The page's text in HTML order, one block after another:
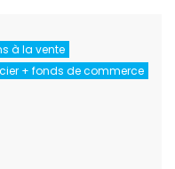
à la vente
+ fonds de commerce